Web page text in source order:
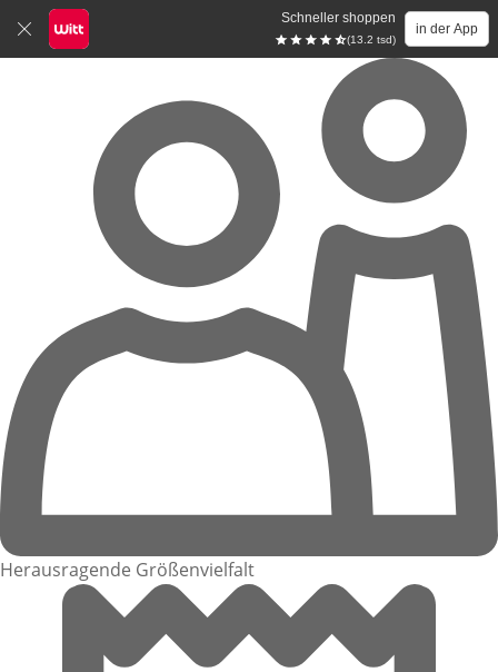
Schneller shoppen
(13.2 tsd)
in der App
Herausragende Größenvielfalt